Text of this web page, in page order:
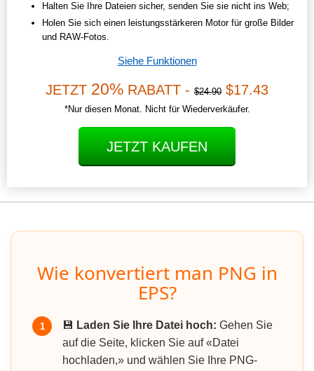
Halten Sie Ihre Dateien sicher, senden Sie sie nicht ins Web;
Holen Sie sich einen leistungsstärkeren Motor für große Bilder
und RAW-Fotos.
Siehe Funktionen
JETZT 20% RABATT - $24.90 $17.43
*Nur diesen Monat. Nicht für Wiederverkäufer.
JETZT KAUFEN
Wie konvertiert man PNG in
EPS?
1 💾 Laden Sie Ihre Datei hoch: Gehen Sie
auf die Seite, klicken Sie auf «Datei
hochladen,» und wählen Sie Ihre PNG-